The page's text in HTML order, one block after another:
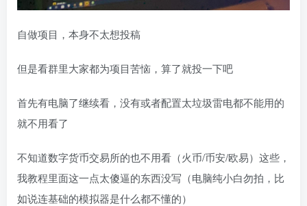
自做项目，本身不太想投稿
但是看群里大家都为项目苦恼，算了就投一下吧
首先有电脑了继续看，没有或者配置太垃圾雷电都不能用的
就不用看了
不知道数字货币交易所的也不用看（火币/币安/欧易）这些，
我教程里面这一点太傻逼的东西没写（电脑纯小白勿拍，比
如说连基础的模拟器是什么都不懂的）